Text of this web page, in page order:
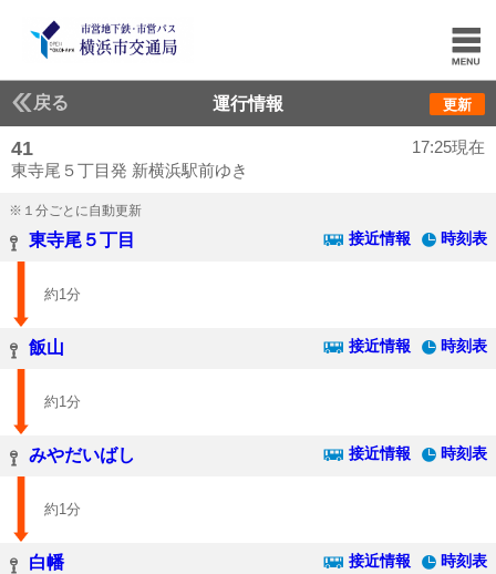
戻る 運行情報 更新
41
東寺尾５丁目発 新横浜駅前ゆき
17:25現在
※１分ごとに自動更新
東寺尾５丁目 接近情報 時刻表
約1分
飯山 接近情報 時刻表
約1分
みやだいばし 接近情報 時刻表
約1分
白幡 接近情報 時刻表